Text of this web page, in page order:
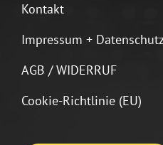
Kontakt
Impressum +
AGB / WIDERRUF
Cookie-Richtlinie (EU)